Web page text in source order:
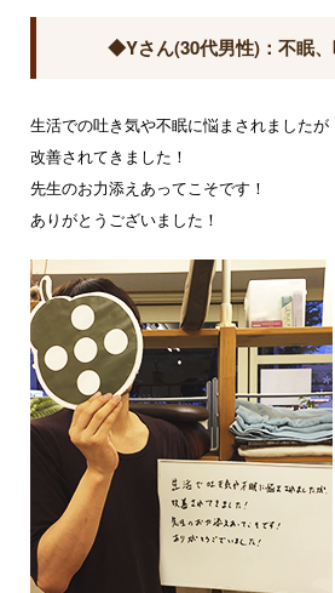
◆Yさん(30代男性)：不眠
生活での吐き気や不眠に悩まされましたが
改善されてきました！
先生のお力添えあってこそです！
ありがとうございました！